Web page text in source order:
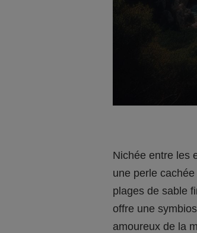
Nichée entre les
une perle
plages de sable
offre une
amoureux de la